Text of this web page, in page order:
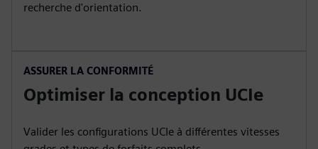
recherche d'orientation.
ASSURER LA CONFORMITÉ
Optimiser la conception UCIe
Valider les configurations UCIe à différentes vitesses